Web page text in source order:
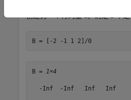
创建另一个行向量B。确定B中是
B = [-2 -1 1 2]/0
B = 1×4
  -Inf  -Inf   Inf   Inf